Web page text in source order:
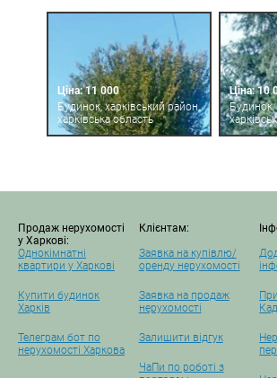
Ціна: 11 000
Будинок, харківський район,
харківська область
Ціна: 10
Будинок,
Продаж нерухомості
у Харкові:
Однокімнатні
квартири у Харкові
Купити будинок
Харків
Телеграм бот по
нерухомості Харкова
Клієнтам:
Заявка на купівлю/
оренду нерухомості
Заявка на продаж
нерухомості
Залишити відгук
ЧаПи по роботі з